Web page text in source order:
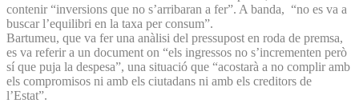
contenir “inversions que no s’arribaran a fer”. A banda, “no es va a
buscar l’equilibri en la taxa per consum”.
Bartumeu, que va fer una anàlisi del pressupost en roda de premsa,
es va referir a un document on “els ingressos no s’incrementen però
sí que puja la despesa”, una situació que “acostarà a no complir amb
els compromisos ni amb els ciutadans ni amb els creditors de
l’Estat”.